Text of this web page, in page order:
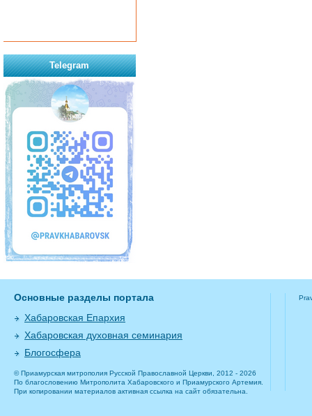
Telegram
Основные разделы портала
Хабаровская Епархия
Хабаровская духовная семинария
Блогосфера
© Приамурская митрополия Русской Православной Церкви, 2012 - 2026
По благословению Митрополита Хабаровского и Приамурского Артемия.
При копировании материалов активная ссылка на сайт обязательна.